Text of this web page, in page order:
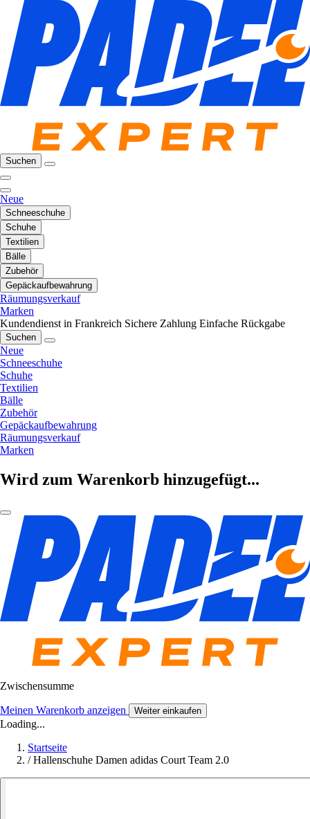
Suchen
Neue
Schneeschuhe
Schuhe
Textilien
Bälle
Zubehör
Gepäckaufbewahrung
Räumungsverkauf
Marken
Kundendienst in Frankreich Sichere Zahlung Einfache Rückgabe
Suchen
Neue
Schneeschuhe
Schuhe
Textilien
Bälle
Zubehör
Gepäckaufbewahrung
Räumungsverkauf
Marken
Wird zum Warenkorb hinzugefügt...
Zwischensumme
Meinen Warenkorb anzeigen Weiter einkaufen
Loading...
Startseite
/ Hallenschuhe Damen adidas Court Team 2.0